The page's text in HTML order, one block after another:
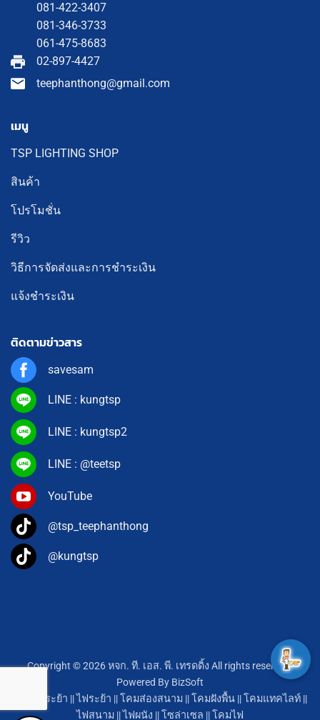
081-422-3407
081-346-3733
061-475-8683
02-897-4427
teephanthong@gmail.com
เมนู
TSP LIGHTING SHOP
สินค้า
โปรโมชั่น
รีวิว
วิธีการจัดส่งและการชำระเงิน
แจ้งชำระเงิน
ติดตามข่าวสาร
savesam
LINE : kungtsp
LINE : kungtsp2
LINE : @teetsp
YouTube
@tsp_teephanthong
@kungtsp
Copyright © 2026 หจก. ที. เอส. พี. เทรดดิ้ง All rights reserved.
Powered By BizSoft
โคมไฟระย้า ||ไฟระย้า ||โคมส่องสนาม ||โคมฝังพื้น||โคมแทคไลท์||
ไฟสนาม ||ไฟผนัง ||โซล่าเซล ||โคมไฟ